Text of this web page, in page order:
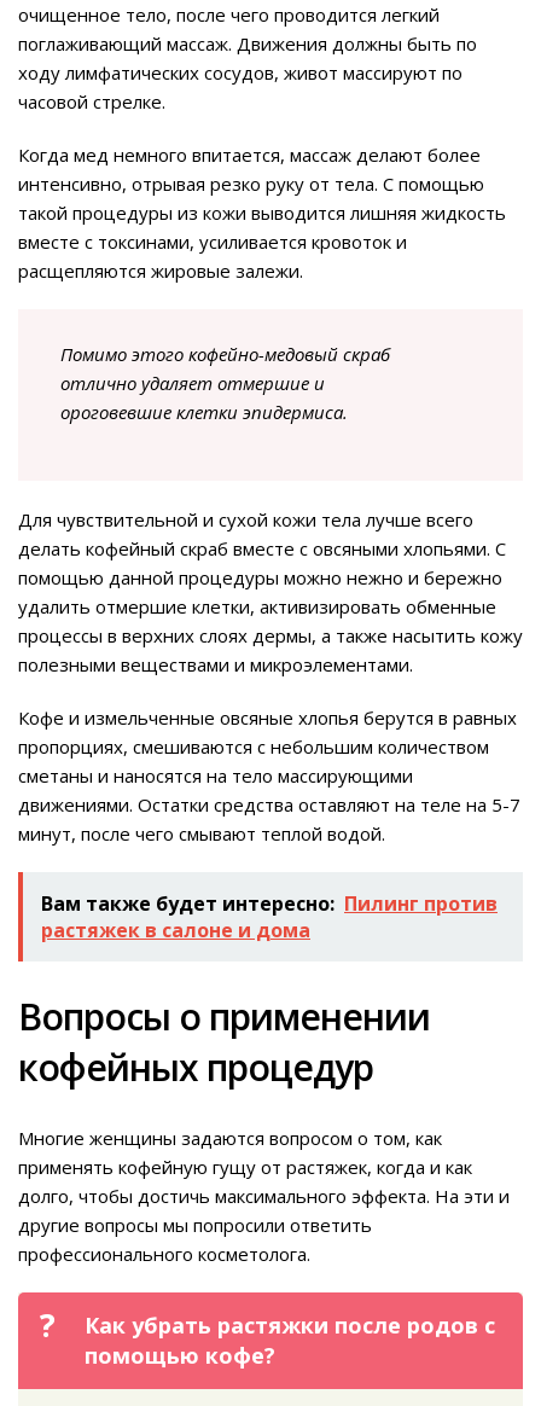
очищенное тело, после чего проводится легкий
поглаживающий массаж. Движения должны быть по
ходу лимфатических сосудов, живот массируют по
часовой стрелке.
Когда мед немного впитается, массаж делают более
интенсивно, отрывая резко руку от тела. С помощью
такой процедуры из кожи выводится лишняя жидкость
вместе с токсинами, усиливается кровоток и
расщепляются жировые залежи.
Помимо этого кофейно-медовый скраб
отлично удаляет отмершие и
ороговевшие клетки эпидермиса.
Для чувствительной и сухой кожи тела лучше всего
делать кофейный скраб вместе с овсяными хлопьями. С
помощью данной процедуры можно нежно и бережно
удалить отмершие клетки, активизировать обменные
процессы в верхних слоях дермы, а также насытить кожу
полезными веществами и микроэлементами.
Кофе и измельченные овсяные хлопья берутся в равных
пропорциях, смешиваются с небольшим количеством
сметаны и наносятся на тело массирующими
движениями. Остатки средства оставляют на теле на 5-7
минут, после чего смывают теплой водой.
Вам также будет интересно: Пилинг против
растяжек в салоне и дома
Вопросы о применении
кофейных процедур
Многие женщины задаются вопросом о том, как
применять кофейную гущу от растяжек, когда и как
долго, чтобы достичь максимального эффекта. На эти и
другие вопросы мы попросили ответить
профессионального косметолога.
Как убрать растяжки после родов с
помощью кофе?